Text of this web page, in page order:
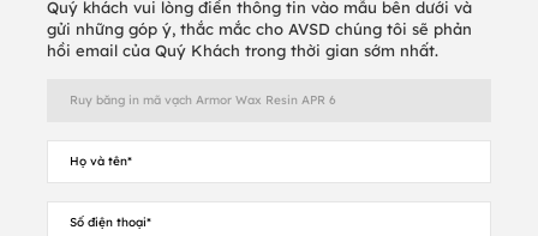
Length : 300,360
Length : 300,360
CITIZEN -CSI
Lengths: 450
DATAMAX O'NEIL- CSI
Quý khách vui lòng điền thông tin vào mẫu bên dưới và
gửi những góp ý, thắc mắc cho AVSD chúng tôi sẽ phản
hồi email của Quý Khách trong thời gian sớm nhất.